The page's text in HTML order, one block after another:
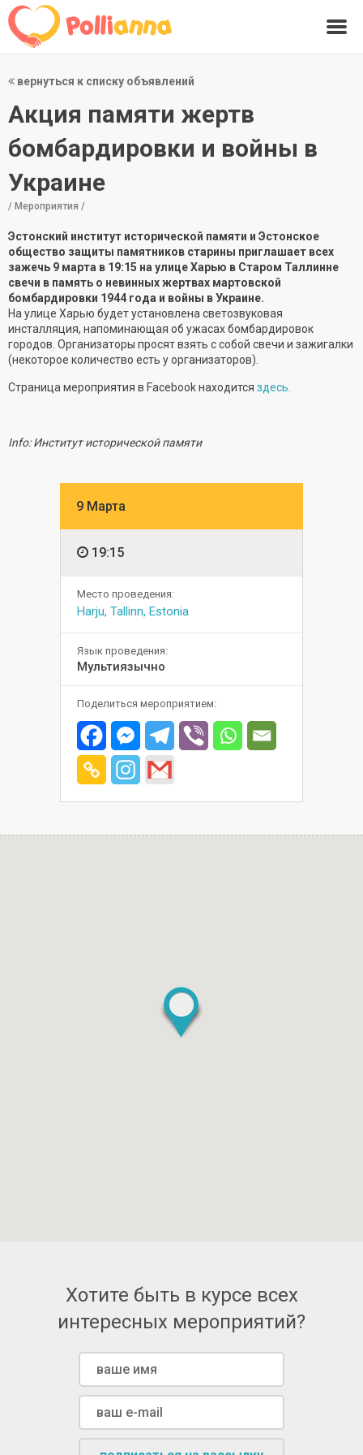
вернуться к списку объявлений
Акция памяти жертв
бомбардировки и войны в
Украине
/ Мероприятия /
Эстонский институт исторической памяти и Эстонское
общество защиты памятников старины приглашает всех
зажечь 9 марта в 19:15 на улице Харью в Старом Таллинне
свечи в память о невинных жертвах мартовской
бомбардировки 1944 года и войны в Украине.
На улице Харью будет установлена светозвуковая
инсталляция, напоминающая об ужасах бомбардировок
городов. Организаторы просят взять с собой свечи и зажигалки
(некоторое количество есть у организаторов).
Страница мероприятия в Facebook находится здесь.
Info: Институт исторической памяти
9 Марта
19:15
Место проведения:
Harju, Tallinn, Estonia
Язык проведения:
Мультиязычно
Поделиться мероприятием:
Хотите быть в курсе всех
интересных мероприятий?